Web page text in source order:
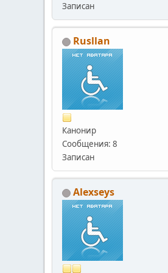
Записан
Rusllan
Канонир
Сообщения: 8
Записан
Alexseys